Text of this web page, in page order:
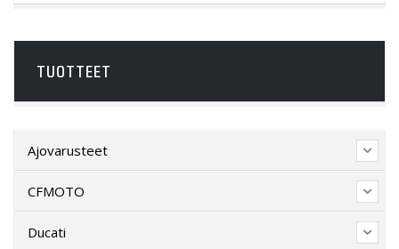
TUOTTEET
Ajovarusteet
CFMOTO
Ducati